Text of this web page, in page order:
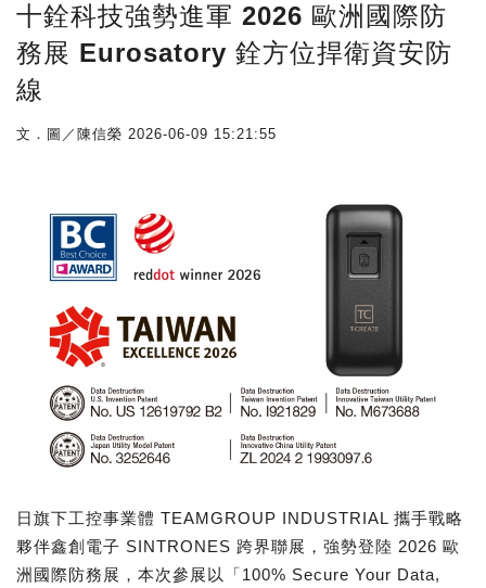
十銓科技強勢進軍 2026 歐洲國際防
務展 Eurosatory 銓方位捍衛資安防
線
文．圖／陳信榮 2026-06-09 15:21:55
日旗下工控事業體 TEAMGROUP INDUSTRIAL 攜手戰略
夥伴鑫創電子 SINTRONES 跨界聯展，強勢登陸 2026 歐
洲國際防務展，本次參展以「100% Secure Your Data,